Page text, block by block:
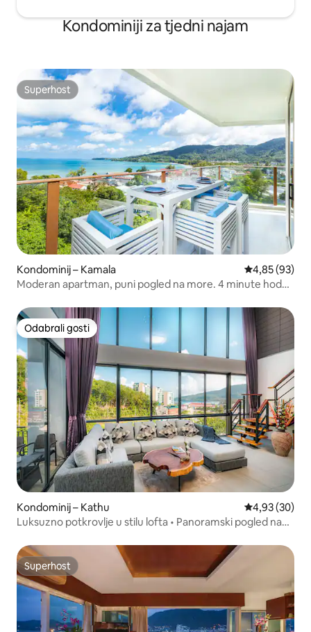
omogućila usluga privatnog kuhara od
vrata do vrata ✨ * * Praktičnost u tajnom
Kondominiji za tjedni najam
Superhost
Superhost
Kondominij – Kamala Prosječna
4,85 (93)
Moderan apartman, puni pogled na more. 4 minute hoda
restoranima, ogromni beskonačni bazen
Odabrali gosti
Odabrali gosti
Kondominij – Kathu Prosječna
4,93 (30)
Luksuzno potkrovlje u stilu lofta • Panoramski pogled na
Superhost
Superhost